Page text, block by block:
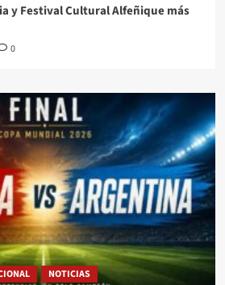
y Festival Cultural Alfeñique más
0
NOTICIAS